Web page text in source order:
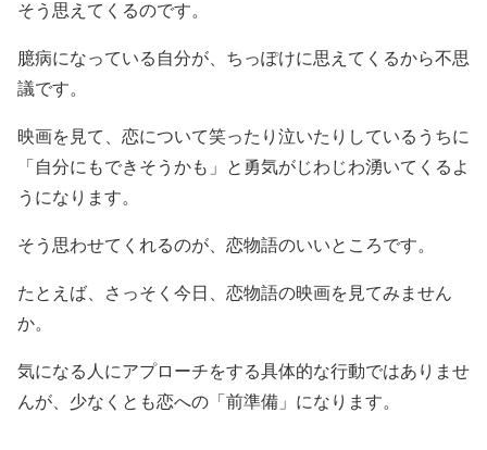
そう思えてくるのです。
臆病になっている自分が、ちっぽけに思えてくるから不思
議です。
映画を見て、恋について笑ったり泣いたりしているうちに
「自分にもできそうかも」と勇気がじわじわ湧いてくるよ
うになります。
そう思わせてくれるのが、恋物語のいいところです。
たとえば、さっそく今日、恋物語の映画を見てみません
か。
気になる人にアプローチをする具体的な行動ではありませ
んが、少なくとも恋への「前準備」になります。